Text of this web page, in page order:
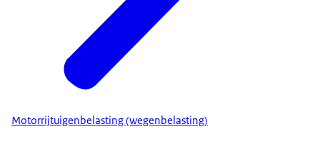
Motorrijtuigenbelasting (wegenbelasting)